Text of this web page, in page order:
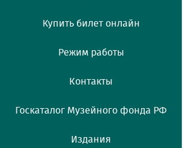
Купить билет онлайн
Режим работы
Контакты
Госкаталог Музейного фонда РФ
Издания